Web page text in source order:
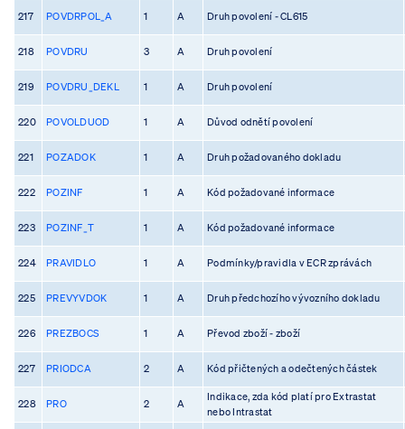
217 POVDRPOL_A 1 A Druh povolení - CL615
218 POVDRU 3 A Druh povolení
219 POVDRU_DEKL 1 A Druh povolení
220 POVOLDUOD 1 A Důvod odnětí povolení
221 POZADOK 1 A Druh požadovaného dokladu
222 POZINF 1 A Kód požadované informace
223 POZINF_T 1 A Kód požadované informace
224 PRAVIDLO 1 A Podmínky/pravidla v ECR zprávách
225 PREVYVDOK 1 A Druh předchozího vývozního dokladu
226 PREZBOCS 1 A Převod zboží - zboží
227 PRIODCA 2 A Kód přičtených a odečtených částek
228 PRO 2 A
Indikace, zda kód platí pro Extrastat
nebo Intrastat